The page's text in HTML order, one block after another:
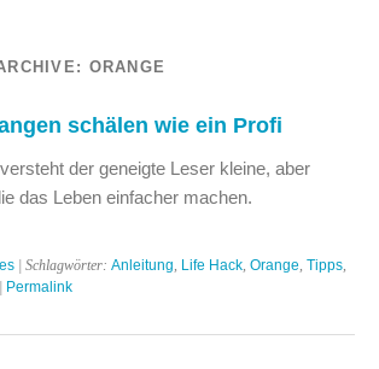
ORANGE
schälen wie ein Profi
der geneigte Leser kleine, aber
das Leben einfacher machen.
| Schlagwörter: Anleitung Life Hack Orange Tipps
| Permalink